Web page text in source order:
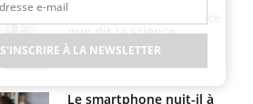
que dit la science
Le smartphone nuit-il à
S'INSCRIRE À LA NEWSLETTER